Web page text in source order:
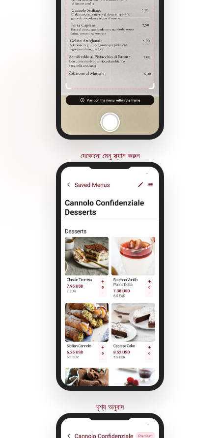
যেকোনো মেনু স্ক্যান করুন
দৃশ্য অনুবাদ